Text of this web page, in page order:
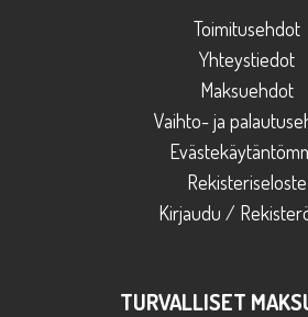
Toimitusehdot
Yhteystiedot
Maksuehdot
Vaihto- ja
Rekisteriseloste
Kirjaudu /
TURVALLISET